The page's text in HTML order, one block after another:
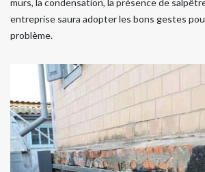
murs, la condensation, la présence de
entreprise saura adopter les bons gestes
problème.